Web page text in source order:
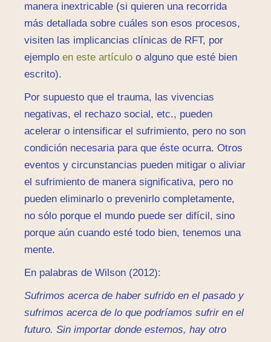
manera inextricable (si quieren una recorrida
más detallada sobre cuáles son esos procesos,
visiten las implicancias clínicas de RFT, por
ejemplo en este artículo o alguno que esté bien
escrito).
Por supuesto que el trauma, las vivencias
negativas, el rechazo social, etc., pueden
acelerar o intensificar el sufrimiento, pero no son
condición necesaria para que éste ocurra. Otros
eventos y circunstancias pueden mitigar o aliviar
el sufrimiento de manera significativa, pero no
pueden eliminarlo o prevenirlo completamente,
no sólo porque el mundo puede ser difícil, sino
porque aún cuando esté todo bien, tenemos una
mente.
En palabras de Wilson (2012):
Sufrimos acerca de haber sufrido en el pasado y
sufrimos acerca de lo que podríamos sufrir en el
futuro. Sin importar donde estemos, hay otro